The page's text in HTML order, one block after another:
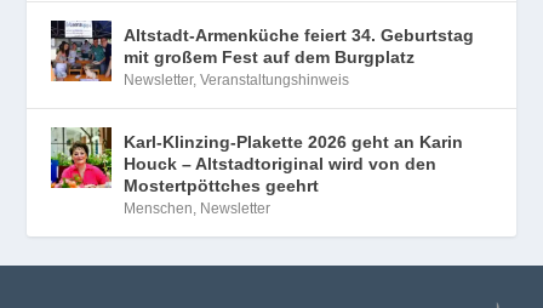
Altstadt-Armenküche feiert 34. Geburtstag
mit großem Fest auf dem Burgplatz
Newsletter,Veranstaltungshinweis
Karl-Klinzing-Plakette 2026 geht an Karin
Houck – Altstadtoriginal wird von den
Mostertpöttches geehrt
Menschen, Newsletter